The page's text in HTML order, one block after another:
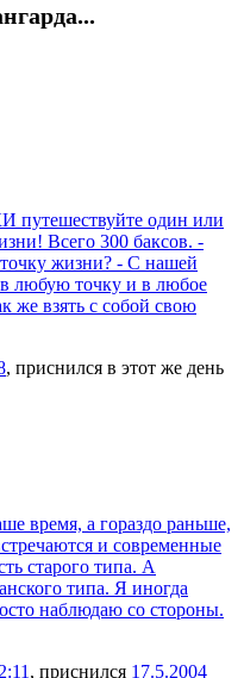
один или
Всего 300 баксов. -
жизни? - С нашей
любую точку и в любое
же взять с собой свою
, приснился в этот же день
время, а гораздо раньше,
и современные
старого типа. А
типа. Я иногда
наблюдаю со стороны.
, приснился 17.5.2004